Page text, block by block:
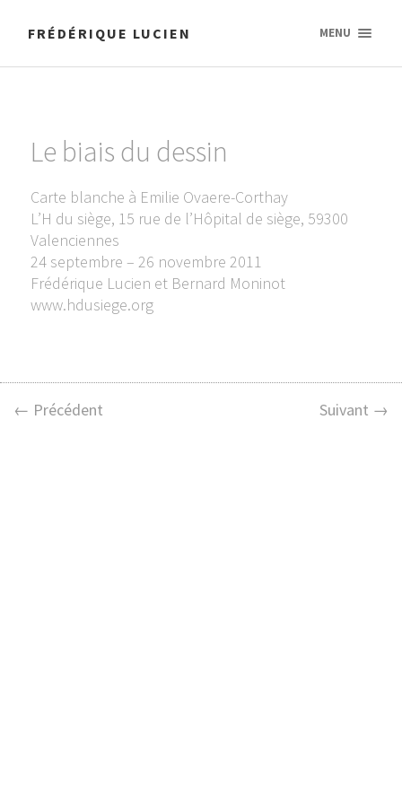
FRÉDÉRIQUE LUCIEN MENU
Le biais du dessin
Carte blanche à Emilie Ovaere-Corthay
L’H du siège, 15 rue de l’Hôpital de siège, 59300
Valenciennes
24 septembre – 26 novembre 2011
Frédérique Lucien et Bernard Moninot
www.hdusiege.org
← Précédent Suivant →